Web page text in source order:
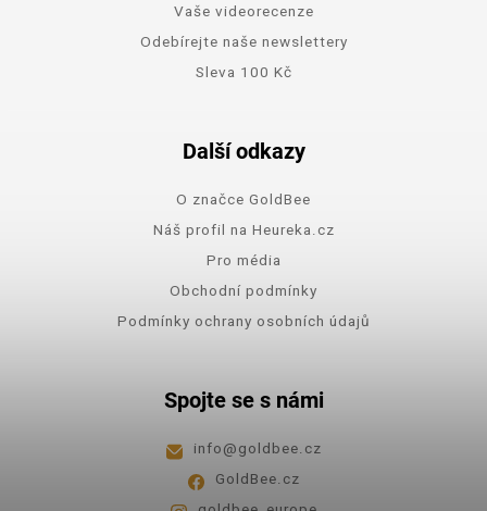
Vaše videorecenze
Odebírejte naše newslettery
Sleva 100 Kč
Další odkazy
O značce GoldBee
Náš profil na Heureka.cz
Pro média
Obchodní podmínky
Podmínky ochrany osobních údajů
Spojte se s námi
info@goldbee.cz
GoldBee.cz